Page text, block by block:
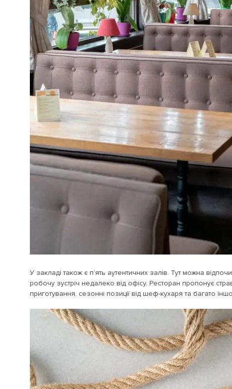
У закладі також є п’ять аутентичних залів. Тут можна
робочу зустріч недалеко від офісу. Ресторан пропонує
приготування, сезонні позиції від шеф-кухаря та багато